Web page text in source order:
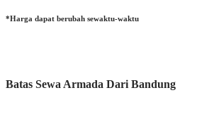
*Harga dapat berubah sewaktu-waktu
Batas Sewa Armada Dari Bandung